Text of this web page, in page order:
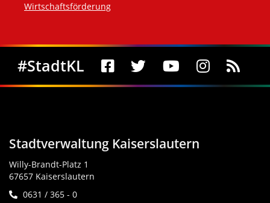
Wirtschaftsförderung
Social Media
#StadtKL
Stadtverwaltung Kaiserslautern
Willy-Brandt-Platz 1
67657 Kaiserslautern
0631 / 365 - 0